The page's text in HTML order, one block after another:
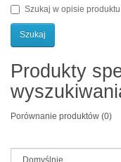
Szukaj w opisie produktu
Produkty
Porównanie produktów (0)